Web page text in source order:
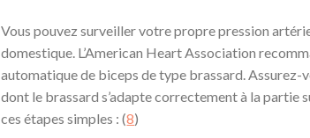
Vous pouvez surveiller votre propre pression
domestique. L’American Heart Association
automatique de biceps de type brassard. Assurez-
dont le brassard s’adapte correctement à la partie
ces étapes simples : (8)